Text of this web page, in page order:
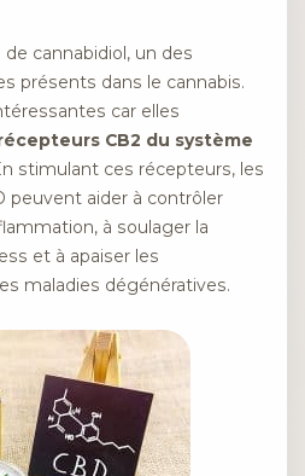
cannabidiol, un des
présents dans le cannabis.
car elles
CB2 du système
stimulant ces récepteurs, les
peuvent aider à contrôler
à soulager la
et à apaiser les
maladies dégénératives.